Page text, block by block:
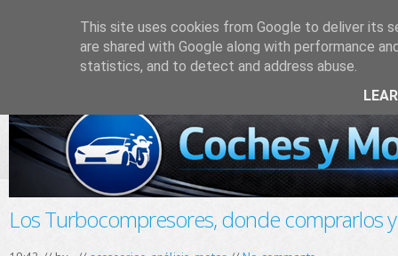
Los Turbocompresores, donde comprarlos
This site uses cookies from Google to deliver its
are shared with Google along with performance
statistics, and to detect and address abuse.